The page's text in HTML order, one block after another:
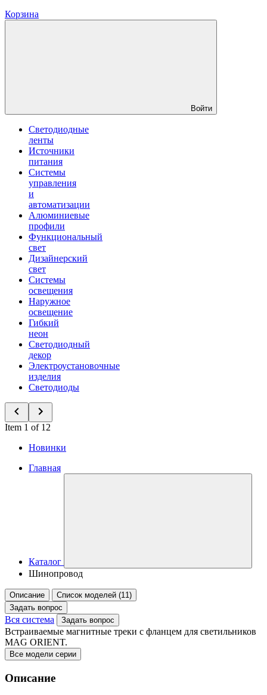
Корзина
Войти
Светодиодные
ленты
Источники
питания
Системы
управления
и
автоматизации
Алюминиевые
профили
Функциональный
свет
Дизайнерский
свет
Системы
освещения
Наружное
освещение
Гибкий
неон
Светодиодный
декор
Электроустановочные
изделия
Светодиоды
Item 1 of 12
Новинки
Главная
Каталог
Шинопровод
Описание
Список моделей (11)
Задать вопрос
Вся система Задать вопрос
Встраиваемые магнитные треки с фланцем для светильников
MAG ORIENT.
Все модели серии
Описание